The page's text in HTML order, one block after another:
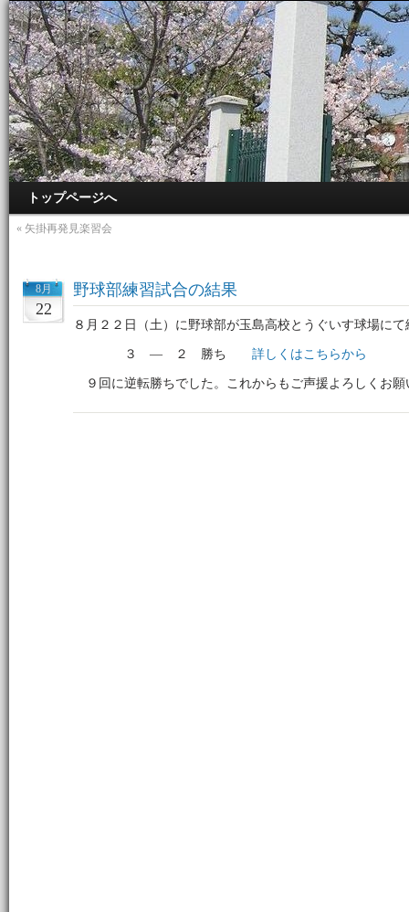
トップページへ
« 矢掛再発見楽習会
8月
22
野球部練習試合の結果
８月２２日（土）に野球部が玉島高校とうぐいす球場に
３ ― ２ 勝ち 詳しくはこちらから
９回に逆転勝ちでした。これからもご声援よろしくお願